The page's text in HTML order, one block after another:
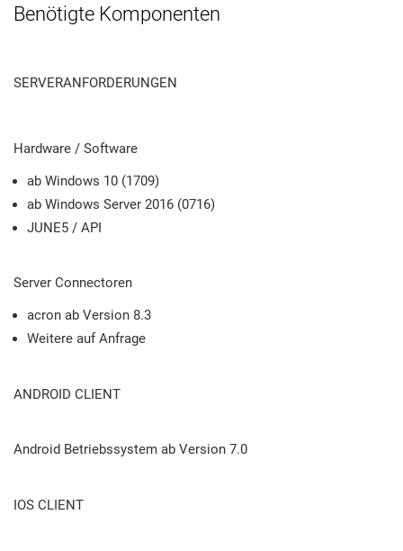
Benötigte Komponenten
SERVERANFORDERUNGEN
Hardware / Software
ab Windows 10 (1709)
ab Windows Server 2016 (0716)
JUNE5 / API
Server Connectoren
acron ab Version 8.3
Weitere auf Anfrage
ANDROID CLIENT
Android Betriebssystem ab Version 7.0
IOS CLIENT